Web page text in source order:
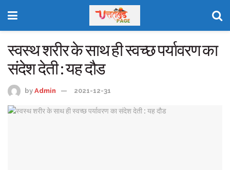
स्वस्थ शरीर के साथ ही स्वच्छ पर्यावरण का
संदेश देती : यह दौड
by Admin 2021-12-31